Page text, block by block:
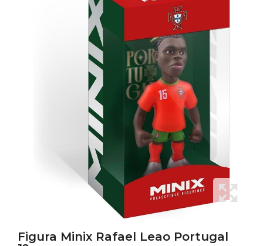
Figura Minix Rafael Leao Portugal